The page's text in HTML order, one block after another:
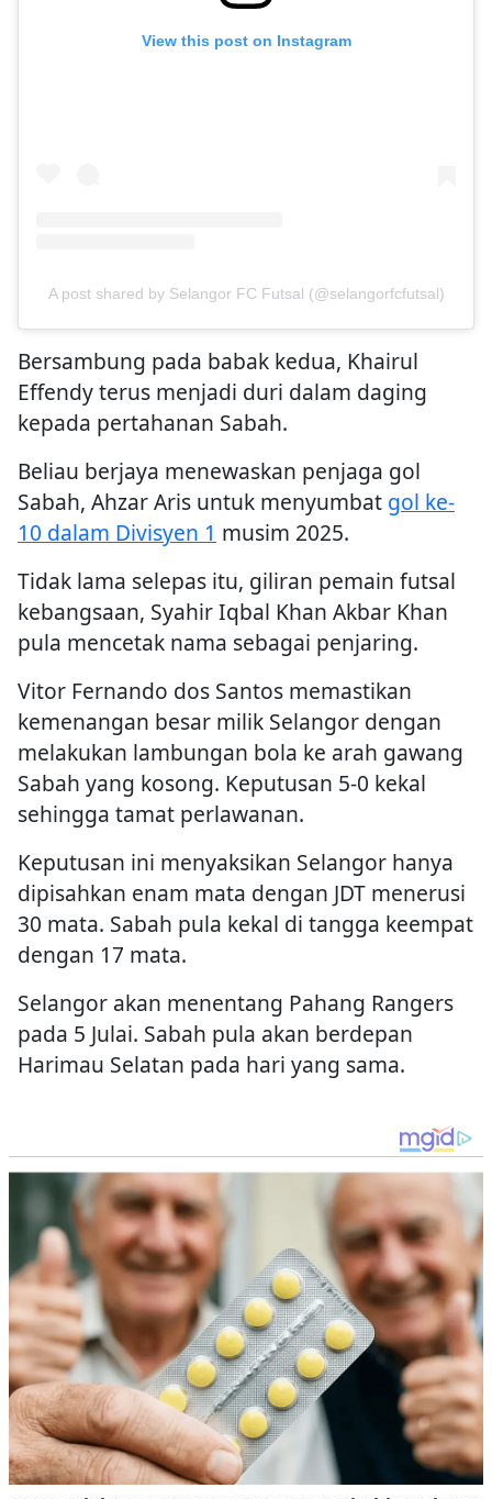
View this post on Instagram
A post shared by Selangor FC Futsal (@selangorfcfutsal)
Bersambung pada babak kedua, Khairul
Effendy terus menjadi duri dalam daging
kepada pertahanan Sabah.
Beliau berjaya menewaskan penjaga gol
Sabah, Ahzar Aris untuk menyumbat gol ke-
10 dalam Divisyen 1 musim 2025.
Tidak lama selepas itu, giliran pemain futsal
kebangsaan, Syahir Iqbal Khan Akbar Khan
pula mencetak nama sebagai penjaring.
Vitor Fernando dos Santos memastikan
kemenangan besar milik Selangor dengan
melakukan lambungan bola ke arah gawang
Sabah yang kosong. Keputusan 5-0 kekal
sehingga tamat perlawanan.
Keputusan ini menyaksikan Selangor hanya
dipisahkan enam mata dengan JDT menerusi
30 mata. Sabah pula kekal di tangga keempat
dengan 17 mata.
Selangor akan menentang Pahang Rangers
pada 5 Julai. Sabah pula akan berdepan
Harimau Selatan pada hari yang sama.